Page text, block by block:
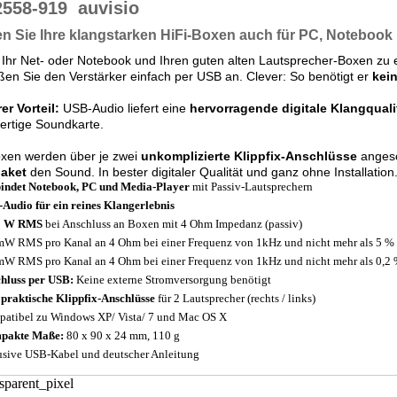
919 auvisio
Sie Ihre klangstarken HiFi-Boxen auch für PC, Notebook
Net- oder Notebook und Ihren guten alten Lautsprecher-Boxen zu
Sie den Verstärker einfach per USB an. Clever: So benötigt er
Vorteil: USB-Audio liefert eine hervorragende digitale
Soundkarte.
werden über je zwei unkomplizierte Klippfix-Anschlüsse
den Sound. In bester digitaler Qualität und ganz ohne Installation.
Notebook, PC und Media-Player mit Passiv-Lautsprechern
Audio für ein reines Klangerlebnis
W RMS bei Anschluss an Boxen mit 4 Ohm Impedanz (passiv)
RMS pro Kanal an 4 Ohm bei einer Frequenz von 1kHz und nicht mehr als 5
RMS pro Kanal an 4 Ohm bei einer Frequenz von 1kHz und nicht mehr als 0,2
per USB: Keine externe Stromversorgung benötigt
Klippfix-Anschlüsse für 2 Lautsprecher (rechts / links)
zu Windows XP/ Vista/ 7 und Mac OS X
Maße: 80 x 90 x 24 mm, 110 g
USB-Kabel und deutscher Anleitung